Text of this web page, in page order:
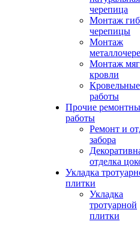
черепица
Монтаж
черепицы
Монтаж
Монтаж
кровли
Кровельные
работы
Прочие
работы
Ремонт и
забора
отделка
Укладка
плитки
Укладка
тротуарной
плитки